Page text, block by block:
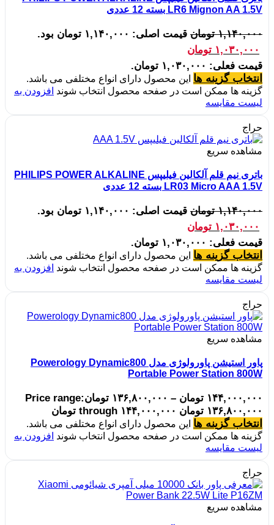
LR6 Mignon AA 1.5V بسته 12 عددی
۱,۱۴۰,۰۰۰ تومان قیمت اصلی: ۱,۱۴۰,۰۰۰ تومان بود.
۱,۰۳۰,۰۰۰ تومان
قیمت فعلی: ۱,۰۳۰,۰۰۰ تومان.
انتخاب گزینه ها این محصول دارای انواع مختلفی می باشد.
گزینه ها ممکن است در صفحه محصول انتخاب شوند افزودن به
لیست مقایسه
حراج
مشاهده سریع
باتری نیم قلم آلکالین فیلیپس PHILIPS POWER ALKALINE
LR03 Micro AAA 1.5V بسته 12 عددی
۱,۱۴۰,۰۰۰ تومان قیمت اصلی: ۱,۱۴۰,۰۰۰ تومان بود.
۱,۰۳۰,۰۰۰ تومان
قیمت فعلی: ۱,۰۳۰,۰۰۰ تومان.
انتخاب گزینه ها این محصول دارای انواع مختلفی می باشد.
گزینه ها ممکن است در صفحه محصول انتخاب شوند افزودن به
لیست مقایسه
حراج
مشاهده سریع
پاور استیشن پاورولوژی مدل Powerology Dynamic800
Portable Power Station 800W
۱۴۴,۰۰۰,۰۰۰ تومان – ۱۳۶,۸۰۰,۰۰۰ تومانPrice range:
۱۳۶,۸۰۰,۰۰۰ تومان through ۱۴۴,۰۰۰,۰۰۰ تومان
انتخاب گزینه ها این محصول دارای انواع مختلفی می باشد.
گزینه ها ممکن است در صفحه محصول انتخاب شوند افزودن به
لیست مقایسه
حراج
مشاهده سریع